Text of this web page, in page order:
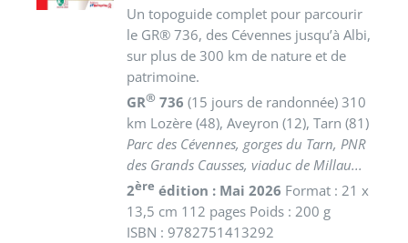
Un topoguide complet pour parcourir
le GR® 736, des Cévennes jusqu’à Albi,
sur plus de 300 km de nature et de
patrimoine.
GR® 736(15 jours de randonnée) 310
km Lozère (48), Aveyron (12), Tarn (81)
Parc des Cévennes, gorges du Tarn, PNR
des Grands Causses, viaduc de Millau...
2ère édition : Mai 2026 Format : 21 x
13,5 cm 112 pages Poids : 200 g
ISBN : 9782751413292